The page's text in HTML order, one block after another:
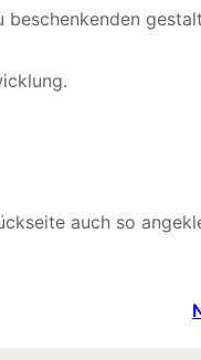
auch so